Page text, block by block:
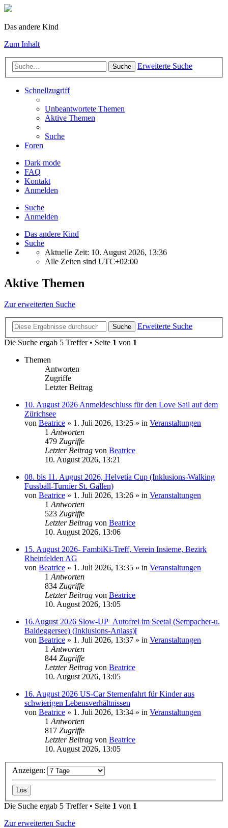
Das andere Kind
Zum Inhalt
Suche Erweiterte Suche
Schnellzugriff
Unbeantwortete Themen
Aktive Themen
Suche
Foren
Dark mode
FAQ
Kontakt
Anmelden
Suche
Anmelden
Das andere Kind
Suche
Aktuelle Zeit: 10. August 2026, 13:36
Alle Zeiten sind UTC+02:00
Aktive Themen
Zur erweiterten Suche
Suche
Erweiterte Suche
Die Suche ergab 5 Treffer • Seite 1 von 1
Themen
Antworten
Zugriffe
Letzter Beitrag
10. August 2026 Anmeldeschluss für den Love Sail auf dem
Zürichsee
von Beatrice » 1. Juli 2026, 13:25 » in Veranstaltungen
1 Antworten
479 Zugriffe
Letzter Beitrag von Beatrice
10. August 2026, 13:21
08. bis 11. August 2026, Helvetia Cup (Inklusions-Walking
Fussball-Turnier St. Gallen)
von Beatrice » 1. Juli 2026, 13:26 » in Veranstaltungen
1 Antworten
523 Zugriffe
Letzter Beitrag von Beatrice
10. August 2026, 13:06
15. August 2026- FambiKi-Treff, Verein Insieme, Bezirk
Rheinfelden AG
von Beatrice » 1. Juli 2026, 13:35 » in Veranstaltungen
1 Antworten
834 Zugriffe
Letzter Beitrag von Beatrice
10. August 2026, 13:05
16.August 2026 Slow-UP_Autofrei im Seetal (Sempacher-u.
Baldeggersee) (Inklusions-Anlass)[
von Beatrice » 1. Juli 2026, 13:37 » in Veranstaltungen
1 Antworten
844 Zugriffe
Letzter Beitrag von Beatrice
10. August 2026, 13:05
16. August 2026 US-Car Sternenfahrt für Kinder aus
schwierigen Lebensverhältnissen
von Beatrice » 1. Juli 2026, 13:34 » in Veranstaltungen
1 Antworten
817 Zugriffe
Letzter Beitrag von Beatrice
10. August 2026, 13:05
Anzeigen:
Die Suche ergab 5 Treffer • Seite 1 von 1
Zur erweiterten Suche